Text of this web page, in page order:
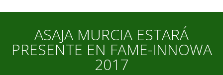
ASAJA MURCIA ESTARÁ
PRESENTE EN FAME-INNOWA
2017